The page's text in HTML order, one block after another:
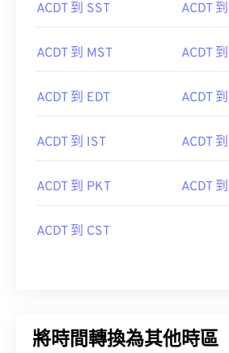
ACDT 到 SST ACDT
ACDT 到 MST ACDT
ACDT 到 EDT ACDT
ACDT 到 IST ACDT
ACDT 到 PKT ACDT
ACDT 到 CST
將時間轉換為其他時區